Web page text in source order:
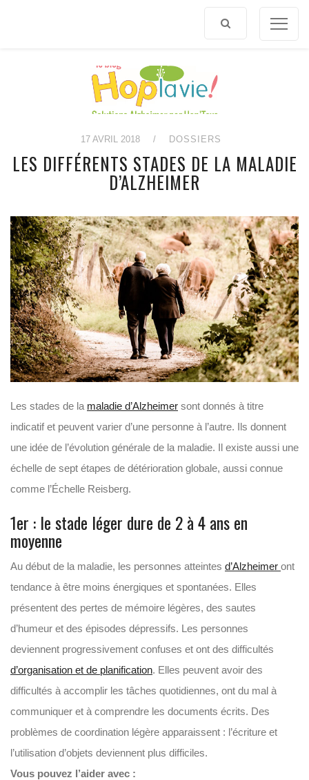
17 AVRIL 2018 / DOSSIERS
LES DIFFÉRENTS STADES DE LA MALADIE
D’ALZHEIMER
Les stades de la maladie d’Alzheimer sont donnés à titre
indicatif et peuvent varier d’une personne à l’autre. Ils donnent
une idée de l’évolution générale de la maladie. Il existe aussi une
échelle de sept étapes de détérioration globale, aussi connue
comme l’Échelle Reisberg.
1er : le stade léger dure de 2 à 4 ans en
moyenne
Au début de la maladie, les personnes atteintes d’Alzheimer ont
tendance à être moins énergiques et spontanées. Elles
présentent des pertes de mémoire légères, des sautes
d’humeur et des épisodes dépressifs. Les personnes
deviennent progressivement confuses et ont des difficultés
d’organisation et de planification. Elles peuvent avoir des
difficultés à accomplir les tâches quotidiennes, ont du mal à
communiquer et à comprendre les documents écrits. Des
problèmes de coordination légère apparaissent : l’écriture et
l’utilisation d’objets deviennent plus difficiles.
Vous pouvez l’aider avec :